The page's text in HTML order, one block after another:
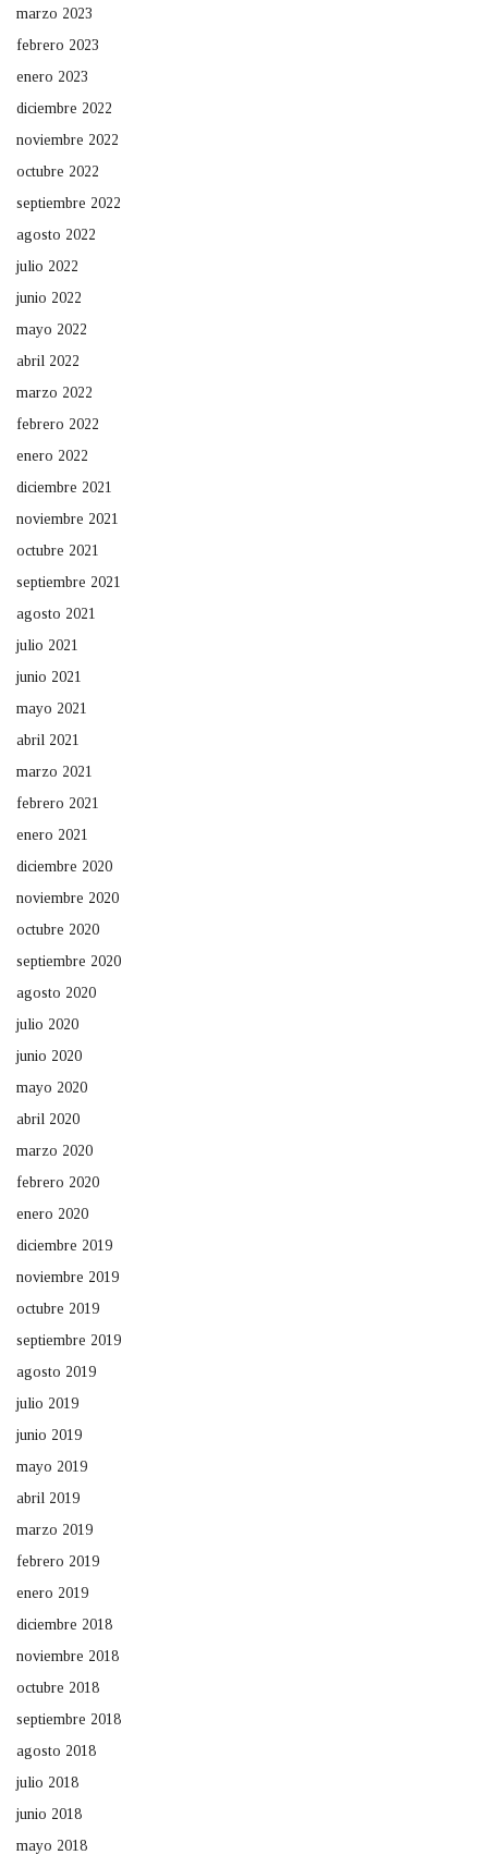
marzo 2023
febrero 2023
enero 2023
diciembre 2022
noviembre 2022
octubre 2022
septiembre 2022
agosto 2022
julio 2022
junio 2022
mayo 2022
abril 2022
marzo 2022
febrero 2022
enero 2022
diciembre 2021
noviembre 2021
octubre 2021
septiembre 2021
agosto 2021
julio 2021
junio 2021
mayo 2021
abril 2021
marzo 2021
febrero 2021
enero 2021
diciembre 2020
noviembre 2020
octubre 2020
septiembre 2020
agosto 2020
julio 2020
junio 2020
mayo 2020
abril 2020
marzo 2020
febrero 2020
enero 2020
diciembre 2019
noviembre 2019
octubre 2019
septiembre 2019
agosto 2019
julio 2019
junio 2019
mayo 2019
abril 2019
marzo 2019
febrero 2019
enero 2019
diciembre 2018
noviembre 2018
octubre 2018
septiembre 2018
agosto 2018
julio 2018
junio 2018
mayo 2018